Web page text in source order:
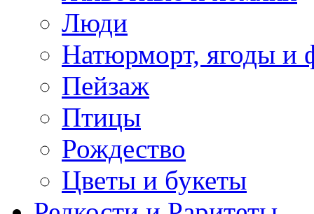
Люди
Натюрморт, ягоды и
Пейзаж
Птицы
Рождество
Цветы и букеты